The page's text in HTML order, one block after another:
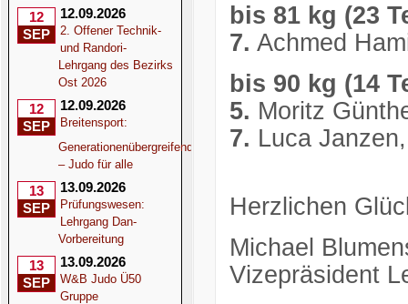
12
SEP
12.09.2026
2. Offener Technik-
und Randori-
Lehrgang des Bezirks
Ost 2026
12
SEP
12.09.2026
Breitensport:
Generationenübergreifend
– Judo für alle
13
SEP
13.09.2026
Prüfungswesen:
Lehrgang Dan-
Vorbereitung
13
SEP
13.09.2026
W&B Judo Ü50
Gruppe
bis 81 kg (23
7. Achmed
bis 90 kg (14
5. Moritz
7. Luca
Herzlichen
Michael
Vizepräsident